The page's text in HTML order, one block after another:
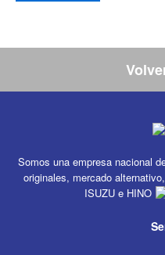
Somos una empresa nacional
originales, mercado
ISUZU e HINO